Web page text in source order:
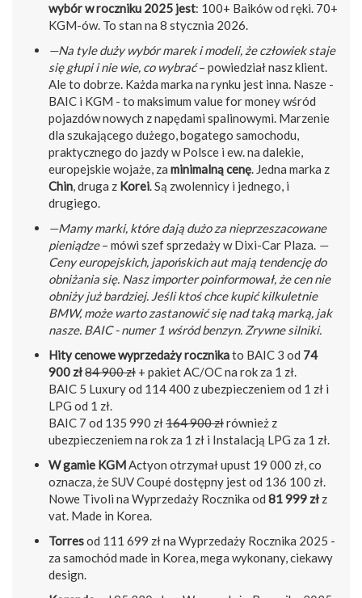
wybór w roczniku 2025 jest: 100+ Baików od ręki. 70+
KGM-ów. To stan na 8 stycznia 2026.
—Na tyle duży wybór marek i modeli, że człowiek staje
się głupi i nie wie, co wybrać– powiedział nasz klient.
Ale to dobrze. Każda marka na rynku jest inna. Nasze -
BAIC i KGM - to maksimum value for money wśród
pojazdów nowych z napędami spalinowymi. Marzenie
dla szukającego dużego, bogatego samochodu,
praktycznego do jazdy w Polsce i ew. na dalekie,
europejskie wojaże, za minimalną cenę. Jedna marka z
Chin, druga z Korei. Są zwolennicy i jednego, i
drugiego.
—Mamy marki, które dają dużo za nieprzeszacowane
pieniądze– mówi szef sprzedaży w Dixi-Car Plaza. —
Ceny europejskich, japońskich aut mają tendencję do
obniżania się. Nasz importer poinformował, że cen nie
obniży już bardziej. Jeśli ktoś chce kupić kilkuletnie
BMW, może warto zastanowić się nad taką marką, jak
nasze. BAIC - numer 1 wśród benzyn. Zrywne silniki.
Hity cenowe wyprzedaży rocznikato BAIC 3 od 74
900 zł84 900 zł + pakiet AC/OC na rok za 1 zł.
BAIC 5 Luxury od 114 400 z ubezpieczeniem od 1 zł i
LPG od 1 zł.
BAIC 7 od 135 990 zł164 900 złrównież z
ubezpieczeniem na rok za 1 zł i Instalacją LPG za 1 zł.
W gamie KGMActyon otrzymał upust 19 000 zł, co
oznacza, że SUV Coupé dostępny jest od 136 100 zł.
Nowe Tivoli na Wyprzedaży Rocznika od 81 999 zł z
vat. Made in Korea.
Torresod 111 699 zł na Wyprzedaży Rocznika 2025 -
za samochód made in Korea, mega wykonany, ciekawy
design.